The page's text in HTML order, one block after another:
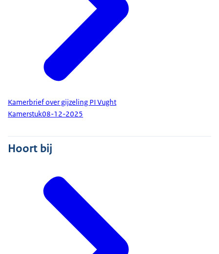
Kamerbrief over gijzeling PI Vught
Kamerstuk08-12-2025
Hoort bij